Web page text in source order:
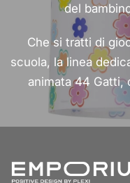
del
Che si tratti di
scuola, la linea
animata 44 Gatti,